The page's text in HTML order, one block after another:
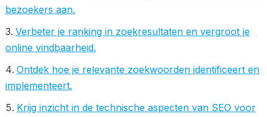
bezoekers aan.
Verbeter je ranking in zoekresultaten en vergroot je
online vindbaarheid.
Ontdek hoe je relevante zoekwoorden identificeert en
implementeert.
Krijg inzicht in de technische aspecten van SEO voor